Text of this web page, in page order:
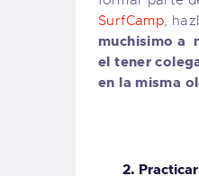
SurfCamp ,
muchisimo a
el tener
en la misma
2.